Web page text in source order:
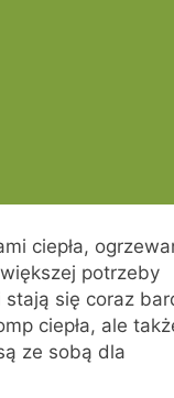
ciepła,
potrzeby
się coraz
ciepła, ale
ze sobą dla